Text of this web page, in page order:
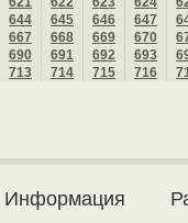
644
645 646 647
667
668 669 670
690
691 692 693
713
714 715 716
Информация